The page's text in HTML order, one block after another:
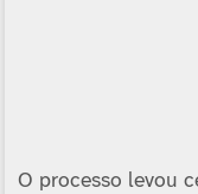
O processo levou